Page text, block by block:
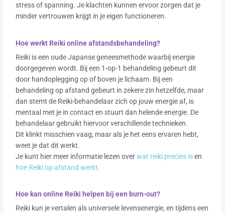
stress of spanning. Je klachten kunnen ervoor zorgen dat je
minder vertrouwen krijgt in je eigen functioneren.
Hoe werkt Reiki online afstandsbehandeling?
Reiki is een oude Japanse geneesmethode waarbij energie
doorgegeven wordt. Bij een 1-op-1 behandeling gebeurt dit
door handoplegging op of boven je lichaam. Bij een
behandeling op afstand gebeurt in zekere zin hetzelfde, maar
dan stemt de Reiki-behandelaar zich op jouw energie af, is
mentaal met je in contact en stuurt dan helende energie. De
behandelaar gebruikt hiervoor verschillende technieken.
Dit klinkt misschien vaag, maar als je het eens ervaren hebt,
weet je dat dit werkt.
Je kunt hier meer informatie lezen overwat reiki precies isen
hoe Reiki op afstand werkt.
Hoe kan online Reiki helpen bij een burn-out?
Reiki kun je vertalen als universele levensenergie, en tijdens een